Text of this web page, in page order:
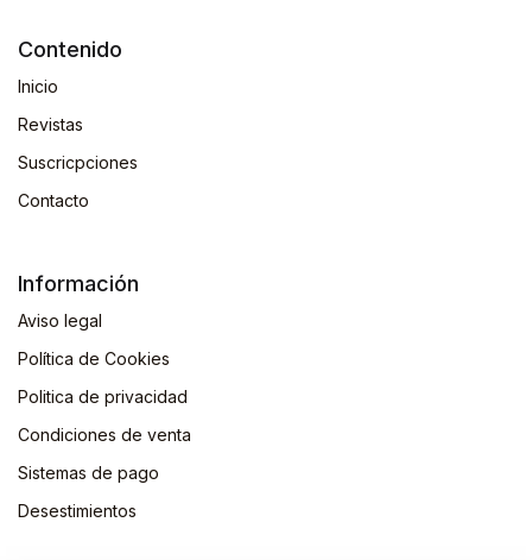
Contenido
Inicio
Revistas
Suscricpciones
Contacto
Información
Aviso legal
Política de Cookies
Politica de privacidad
Condiciones de venta
Sistemas de pago
Desestimientos